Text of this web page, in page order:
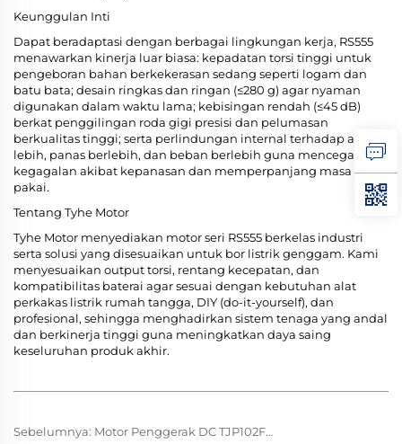
Keunggulan Inti
Dapat beradaptasi dengan berbagai lingkungan kerja, RS555
menawarkan kinerja luar biasa: kepadatan torsi tinggi untuk
pengeboran bahan berkekerasan sedang seperti logam dan
batu bata; desain ringkas dan ringan (≤280 g) agar nyaman
digunakan dalam waktu lama; kebisingan rendah (≤45 dB)
berkat penggilingan roda gigi presisi dan pelumasan
berkualitas tinggi; serta perlindungan internal terhadap arus
lebih, panas berlebih, dan beban berlebih guna mencegah
kegagalan akibat kepanasan dan memperpanjang masa
pakai.
Tentang Tyhe Motor
Tyhe Motor menyediakan motor seri RS555 berkelas industri
serta solusi yang disesuaikan untuk bor listrik genggam. Kami
menyesuaikan output torsi, rentang kecepatan, dan
kompatibilitas baterai agar sesuai dengan kebutuhan alat
perkakas listrik rumah tangga, DIY (do-it-yourself), dan
profesional, sehingga menghadirkan sistem tenaga yang andal
dan berkinerja tinggi guna meningkatkan daya saing
keseluruhan produk akhir.
Sebelumnya: Motor Penggerak DC TJP102FT untuk Mesin Pembuat Es Krim: Pengadukan Stabil, Menghasilkan Kelezatan Es Krim yang Halus dan Krem